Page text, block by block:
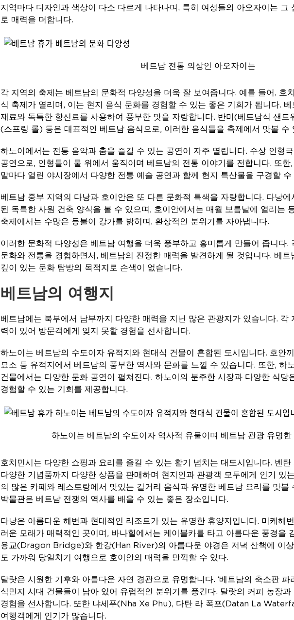
지역마다 디자인과 색상이 다소 다르게 나타나며, 특히 여성들의 아오자이는 그
로 매력을 더합니다.
베트남 전통 의상인 아오자이는
각 지역의 축제는 베트남의 문화적 다양성을 더욱 잘 보여줍니다. 예를 들어, 호
식 축제가 열리며, 이는 현지 음식 문화를 경험할 수 있는 좋은 기회가 됩니다.
재료와 독특한 향신료를 사용하여 풍부한 맛을 자랑합니다. 반미(베트남식 샌
(스프링 롤) 등은 대표적인 베트남 음식으로, 이러한 음식들을 축제에서 맛볼 수
하노이에서는 전통 음악과 춤을 즐길 수 있는 공연이 자주 열립니다. 수상 인형
공연으로, 인형들이 물 위에서 움직이며 베트남의 전통 이야기를 전합니다. 또
말마다 열린 야시장에서 다양한 전통 예술 공연과 함께 현지 특산물을 구경할 수
베트남 중부 지역의 다낭과 호이안은 또 다른 문화적 특색을 자랑합니다. 다낭
된 독특한 사원 건축 양식을 볼 수 있으며, 호이안에서는 매월 보름날에 열리는
축제에서는 수많은 등불이 강가를 밝히며, 환상적인 분위기를 자아냅니다.
이러한 문화적 다양성은 베트남 여행을 더욱 풍부하고 흥미롭게 만들어 줍니다.
문화와 전통을 경험하면서, 베트남의 진정한 매력을 발견하게 될 것입니다. 베트
깊이 있는 문화 탐방의 목적지로 손색이 없습니다.
베트남의 여행지
베트남에는 북부에서 남부까지 다양한 매력을 지닌 많은 관광지가 있습니다. 각
력이 있어 방문객에게 잊지 못할 경험을 선사합니다.
하노이는 베트남의 수도이자 유적지와 현대식 건물이 혼합된 도시입니다. 호안
묘소 등 유적지에서 베트남의 풍부한 역사와 문화를 느낄 수 있습니다. 또한, 하
건물에서는 다양한 문화 공연이 펼쳐진다. 하노이의 분주한 시장과 다양한 식당
경험할 수 있는 기회를 제공합니다.
하노이는 베트남의 수도이자 역사적 유물이며 베트남 관광 유명한
호치민시는 다양한 쇼핑과 요리를 즐길 수 있는 활기 넘치는 대도시입니다. 벤
다양한 기념품까지 다양한 상품을 판매하며 현지인과 관광객 모두에게 인기 있
의 많은 카페와 레스토랑에서 맛있는 길거리 음식과 유명한 베트남 요리를 맛볼
박물관은 베트남 전쟁의 역사를 배울 수 있는 좋은 장소입니다.
다낭은 아름다운 해변과 현대적인 리조트가 있는 유명한 휴양지입니다. 미케해
러운 모래가 매력적인 곳이며, 바나힐에서는 케이블카를 타고 아름다운 풍경을
용교(Dragon Bridge)와 한강(Han River)의 아름다운 야경은 저녁 산책에 이
도 가까워 당일치기 여행으로 호이안의 매력을 만끽할 수 있다.
달랏은 시원한 기후와 아름다운 자연 경관으로 유명합니다. ‘베트남의 축소판 파
식민지 시대 건물들이 남아 있어 유럽적인 분위기를 풍긴다. 달랏의 커피 농장
경험을 선사합니다. 또한 냐세푸(Nha Xe Phu), 다탄 라 폭포(Datan La
여행객에게 인기가 많습니다.